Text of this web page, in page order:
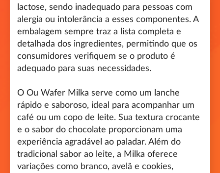
lactose, sendo inadequado para pessoas com
alergia ou intolerância a esses componentes. A
embalagem sempre traz a lista completa e
detalhada dos ingredientes, permitindo que os
consumidores verifiquem se o produto é
adequado para suas necessidades.
O Ou Wafer Milka serve como um lanche
rápido e saboroso, ideal para acompanhar um
café ou um copo de leite. Sua textura crocante
e o sabor do chocolate proporcionam uma
experiência agradável ao paladar. Além do
tradicional sabor ao leite, a Milka oferece
variações como branco, avelã e cookies,